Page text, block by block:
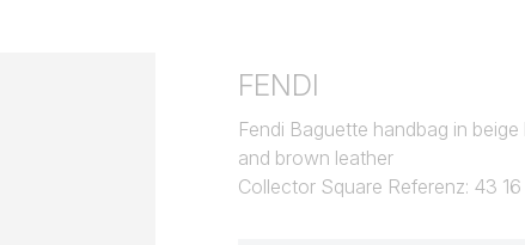
FENDI
Fendi Baguette handbag in
and brown leather
Collector Square Referenz: 43